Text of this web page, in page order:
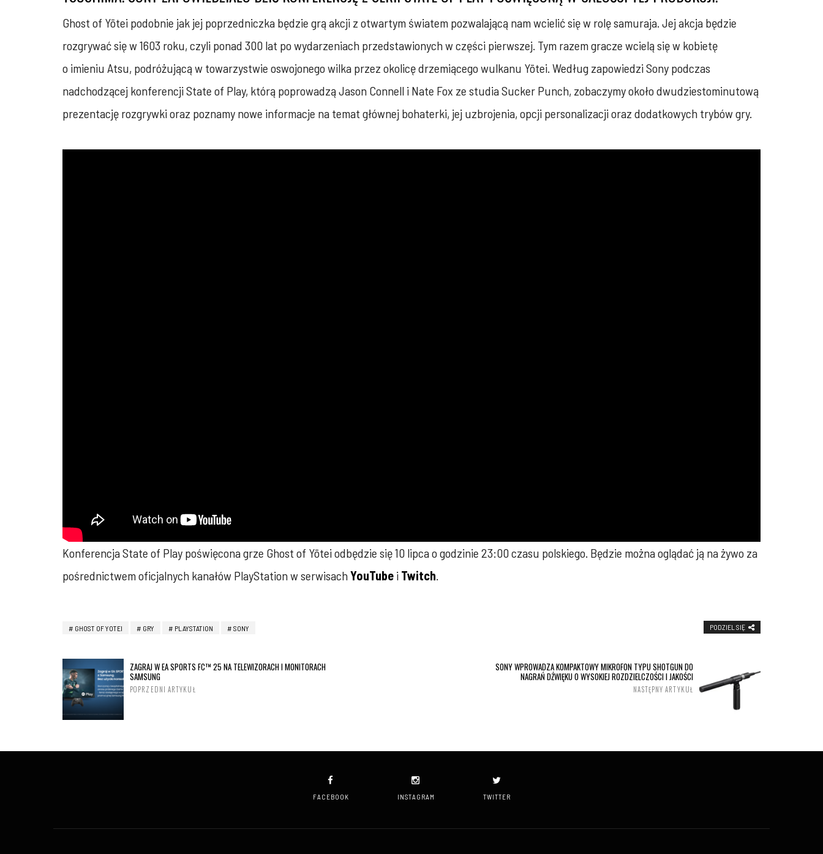
Ghost of Yōtei podobnie jak jej poprzedniczka będzie grą akcji z otwartym światem pozwalającą nam wcielić się w rolę samuraja. Jej akcja będzie
rozgrywać się w 1603 roku, czyli ponad 300 lat po wydarzeniach przedstawionych w części pierwszej. Tym razem gracze wcielą się w kobietę
o imieniu Atsu, podróżującą w towarzystwie oswojonego wilka przez okolicę drzemiącego wulkanu Yōtei. Według zapowiedzi Sony podczas
nadchodzącej konferencji State of Play, którą poprowadzą Jason Connell i Nate Fox ze studia Sucker Punch, zobaczymy około dwudziestominutową
prezentację rozgrywki oraz poznamy nowe informacje na temat głównej bohaterki, jej uzbrojenia, opcji personalizacji oraz dodatkowych trybów gry.
Konferencja State of Play poświęcona grze Ghost of Yōtei odbędzie się 10 lipca o godzinie 23:00 czasu polskiego. Będzie można oglądać ją na żywo za
pośrednictwem oficjalnych kanałów PlayStation w serwisachYouTube i Twitch.
GHOST OF YOTEI GRY PLAYSTATION SONY PODZIEL SIĘ
ZAGRAJ W EA SPORTS FC™ 25 NA TELEWIZORACH I MONITORACH
SAMSUNG
POPRZEDNI ARTYKUŁ
SONY WPROWADZA KOMPAKTOWY MIKROFON TYPU SHOTGUN DO
NAGRAŃ DŹWIĘKU O WYSOKIEJ ROZDZIELCZOŚCI I JAKOŚCI
NASTĘPNY ARTYKUŁ
FACEBOOK INSTAGRAM TWITTER